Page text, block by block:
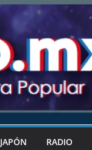
JAPÓN RADIO